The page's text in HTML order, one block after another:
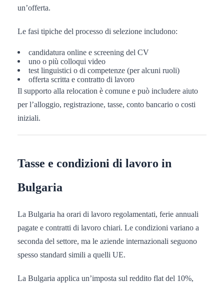
un’offerta.
Le fasi tipiche del processo di selezione includono:
candidatura online e screening del CV
uno o più colloqui video
test linguistici o di competenze (per alcuni ruoli)
offerta scritta e contratto di lavoro
Il supporto alla relocation è comune e può includere aiuto
per l’alloggio, registrazione, tasse, conto bancario o costi
iniziali.
Tasse e condizioni di lavoro in
Bulgaria
La Bulgaria ha orari di lavoro regolamentati, ferie annuali
pagate e contratti di lavoro chiari. Le condizioni variano a
seconda del settore, ma le aziende internazionali seguono
spesso standard simili a quelli UE.
La Bulgaria applica un’imposta sul reddito flat del 10%,